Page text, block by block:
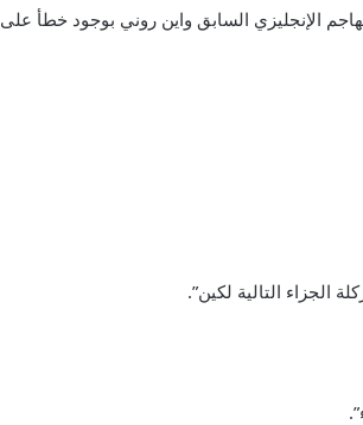
الإنجليزي السابق واين روني بوجود خطأ على
التالية لكين”.